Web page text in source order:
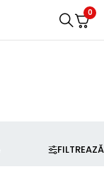
0
FILTREAZĂ